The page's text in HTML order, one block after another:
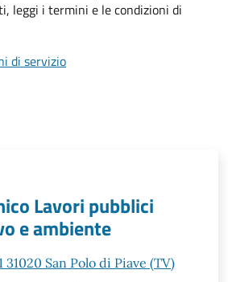
leggi i termini e le condizioni di
di servizio
Lavori pubblici
e ambiente
31020 San Polo di Piave (TV)